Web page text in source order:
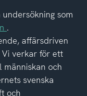
som
.
affärsdriven
Vi verkar för ett
och
svenska
och